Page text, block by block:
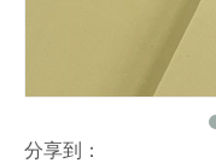
分享到：